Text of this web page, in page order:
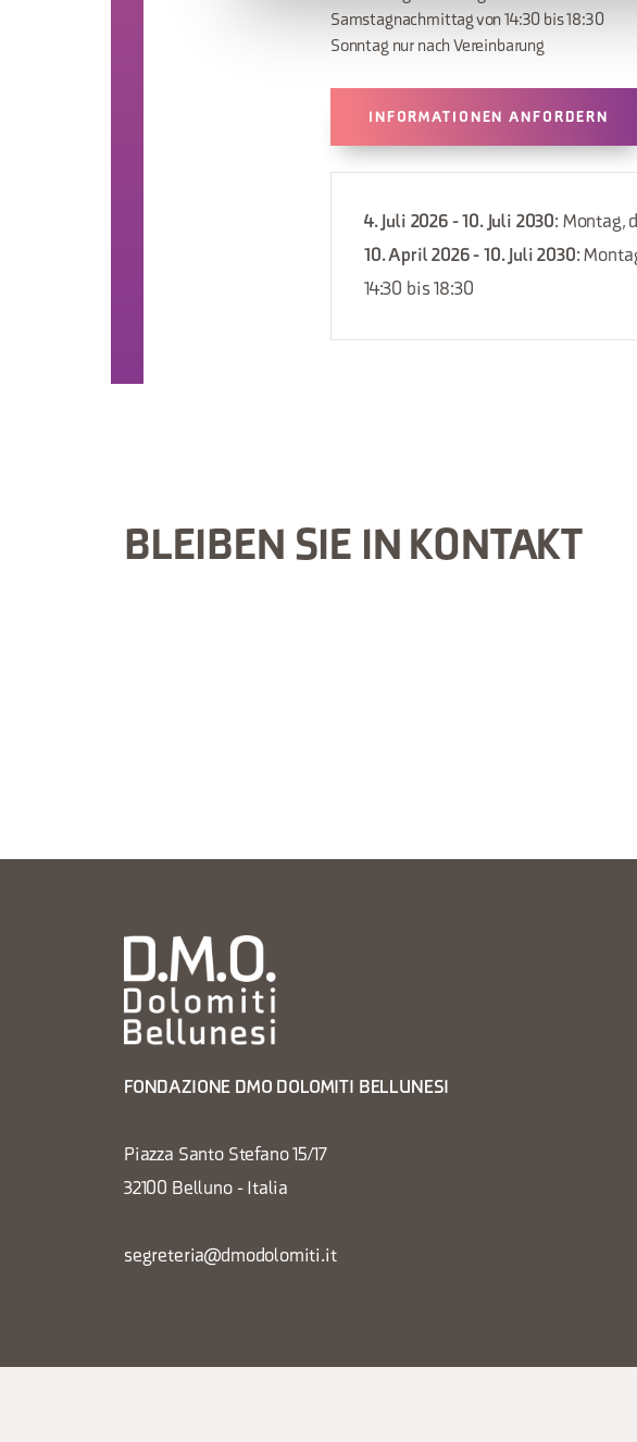
Samstagnachmittag von 14:30 bis 18:30
Sonntag nur nach Vereinbarung
INFORMATIONEN ANFORDERN
4. Juli 2026 - 10. Juli 2030: Montag,
10. April 2026 - 10. Juli 2030:
14:30 bis 18:30
BLEIBEN SIE IN KONTAKT
FONDAZIONE DMO DOLOMITI BELLUNESI
Piazza Santo Stefano 15/17
32100 Belluno - Italia
segreteria@dmodolomiti.it